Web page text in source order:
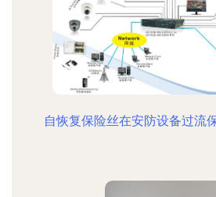
自恢复保险丝在安防设备过流